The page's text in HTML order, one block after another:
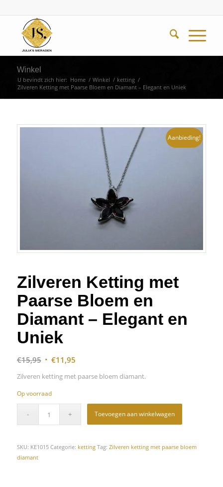
Winkel
U bevindt zich hier: Home / Winkel / ketting /
Zilveren Ketting met Paarse Bloem en Diamant – Elegant en Uniek
Aanbieding!
Zilveren Ketting met
Paarse Bloem en
Diamant – Elegant en
Uniek
€15,95 Oorspronkelijke
€15,95.
€11,95Huidige
is:
Zilveren ketting met paarse bloem diamant.
Op voorraad
Toevoegen aan winkelwagen
SKU: KE1015 Categorie: ketting Tag: Zilveren ketting met paarse bloem
diamant